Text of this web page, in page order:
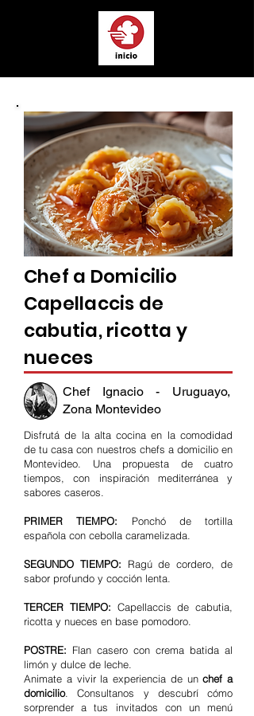
Chef a Domicilio
Capellaccis de
cabutia, ricotta y
nueces
Chef Ignacio - Uruguayo,
Zona Montevideo
Disfrutá de la alta cocina en la comodidad
de tu casa con nuestros chefs a domicilio en
Montevideo. Una propuesta de cuatro
tiempos, con inspiración mediterránea y
sabores caseros.
PRIMER TIEMPO: Ponchó de tortilla
española con cebolla caramelizada.
SEGUNDO TIEMPO: Ragú de cordero, de
sabor profundo y cocción lenta.
TERCER TIEMPO: Capellaccis de cabutia,
ricotta y nueces en base pomodoro.
POSTRE: Flan casero con crema batida al
limón y dulce de leche.
Animate a vivir la experiencia de unchef a
domicilio. Consultanos y descubrí cómo
sorprender a tus invitados con un menú